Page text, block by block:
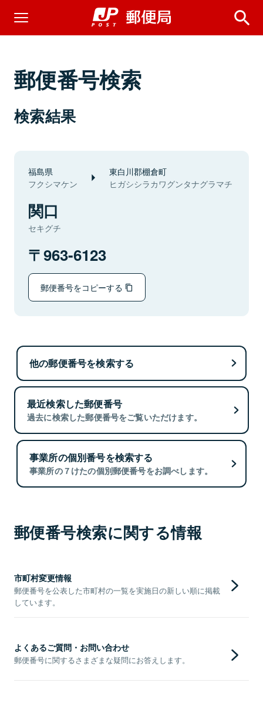
郵便番号検索
検索結果
福島県
フクシマケン
東白川郡棚倉町
ヒガシシラカワグンタナグラマチ
関口
セキグチ
963-6123
郵便番号をコピーする
他の郵便番号を検索する
最近検索した郵便番号
過去に検索した郵便番号をご覧いただけます。
事業所の個別番号を検索する
事業所の７けたの個別郵便番号をお調べします。
郵便番号検索に関する情報
市町村変更情報
郵便番号を公表した市町村の一覧を実施日の新しい順に掲載
しています。
よくあるご質問・お問い合わせ
郵便番号に関するさまざまな疑問にお答えします。